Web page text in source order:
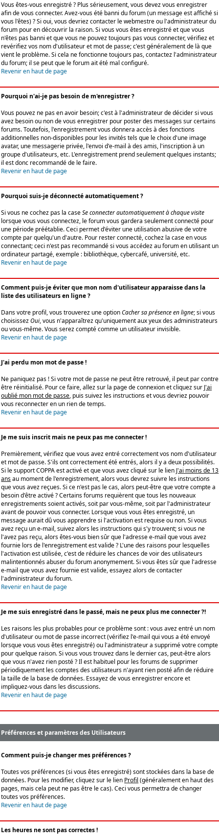
Vous êtes-vous enregistré ? Plus sérieusement, vous devez vous enregistrer
afin de vous connecter. Avez-vous été banni du forum (un message est affiché si
vous l'êtes) ? Si oui, vous devriez contacter le webmestre ou l'administrateur du
forum pour en découvrir la raison. Si vous vous êtes enregistré et que vous
n'êtes pas banni et que vous ne pouvez toujours pas vous connecter, vérifiez et
revérifiez vos nom d'utilisateur et mot de passe; c'est généralement de là que
vient le problème. Si cela ne fonctionne toujours pas, contactez l'administrateur
du forum; il se peut que le forum ait été mal configuré.
Revenir en haut de page
Pourquoi n'ai-je pas besoin de m'enregistrer ?
Vous pouvez ne pas en avoir besoin; c'est à l'administrateur de décider si vous
avez besoin ou non de vous enregistrer pour poster des messages sur certains
forums. Toutefois, l'enregistrement vous donnera accès à des fonctions
additionnelles non-disponibles pour les invités tels que le choix d'une image
avatar, une messagerie privée, l'envoi d'e-mail à des amis, l'inscription à un
groupe d'utilisateurs, etc. L'enregistrement prend seulement quelques instants;
il est donc recommandé de le faire.
Revenir en haut de page
Pourquoi suis-je déconnecté automatiquement ?
Si vous ne cochez pas la caseSe connecter automatiquement à chaque visite
lorsque vous vous connectez, le forum vous gardera seulement connecté pour
une période préétablie. Ceci permet d'éviter une utilisation abusive de votre
compte par quelqu'un d'autre. Pour rester connecté, cochez la case en vous
connectant; ceci n'est pas recommandé si vous accédez au forum en utilisant un
ordinateur partagé, exemple : bibliothèque, cybercafé, université, etc.
Revenir en haut de page
Comment puis-je éviter que mon nom d'utilisateur apparaisse dans la
liste des utilisateurs en ligne ?
Dans votre profil, vous trouverez une optionCacher sa présence en ligne; si vous
choisissezOui, vous n'apparaîtrez qu'uniquement aux yeux des administrateurs
ou vous-même. Vous serez compté comme un utilisateur invisible.
Revenir en haut de page
J'ai perdu mon mot de passe !
Ne paniquez pas ! Si votre mot de passe ne peut être retrouvé, il peut par contre
être réinitialisé. Pour ce faire, allez sur la page de connexion et cliquez sur J'ai
oublié mon mot de passe, puis suivez les instructions et vous devriez pouvoir
vous reconnecter en un rien de temps.
Revenir en haut de page
Je me suis inscrit mais ne peux pas me connecter !
Premièrement, vérifiez que vous avez entré correctement vos nom d'utilisateur
et mot de passe. S'ils ont correctement été entrés, alors il y a deux possibilités.
Si le support COPPA est activé et que vous avez cliqué sur le lien J'ai moins de 13
ansau moment de l'enregistrement, alors vous devrez suivre les instructions
que vous avez reçues. Si ce n'est pas le cas, alors peut-être que votre compte a
besoin d'être activé ? Certains forums requièrent que tous les nouveaux
enregistrements soient activés, soit par vous-même, soit par l'administrateur
avant de pouvoir vous connecter. Lorsque vous vous êtes enregistré, un
message aurait dû vous apprendre si l'activation est requise ou non. Si vous
avez reçu un e-mail, suivez alors les instructions qui s'y trouvent; si vous ne
l'avez pas reçu, alors êtes-vous bien sûr que l'adresse e-mail que vous avez
fournie lors de l'enregistrement est valide ? L'une des raisons pour lesquelles
l'activation est utilisée, c'est de réduire les chances de voir des utilisateurs
malintentionnés abuser du forum anonymement. Si vous êtes sûr que l'adresse
e-mail que vous avez fournie est valide, essayez alors de contacter
l'administrateur du forum.
Revenir en haut de page
Je me suis enregistré dans le passé, mais ne peux plus me connecter ?!
Les raisons les plus probables pour ce problème sont : vous avez entré un nom
d'utilisateur ou mot de passe incorrect (vérifiez l'e-mail qui vous a été envoyé
lorsque vous vous êtes enregistré) ou l'administrateur a supprimé votre compte
pour quelque raison. Si vous vous trouvez dans le dernier cas, peut-être alors
que vous n'avez rien posté ? Il est habituel pour les forums de supprimer
périodiquement les comptes des utilisateurs n'ayant rien posté afin de réduire
la taille de la base de données. Essayez de vous enregistrer encore et
impliquez-vous dans les discussions.
Revenir en haut de page
Préférences et paramètres des Utilisateurs
Comment puis-je changer mes préférences ?
Toutes vos préférences (si vous êtes enregistré) sont stockées dans la base de
données. Pour les modifier, cliquez sur le lien Profil (généralement en haut des
pages, mais cela peut ne pas être le cas). Ceci vous permettra de changer
toutes vos préférences.
Revenir en haut de page
Les heures ne sont pas correctes !